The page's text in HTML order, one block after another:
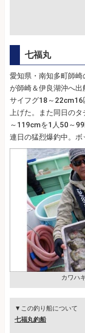
七福丸
愛知県・南知多町師崎
が師崎＆伊良湖沖へ
サイフグ18～22cm16
上げた。また同日の
～119cmを1人50～
連日の猛烈爆釣中。ボ
カワハ
▼この釣り船について
七福丸釣船